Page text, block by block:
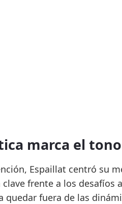
marca el
Espaillat centró su
frente a los desafíos
quedar fuera de las